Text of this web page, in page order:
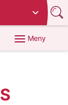
Meny